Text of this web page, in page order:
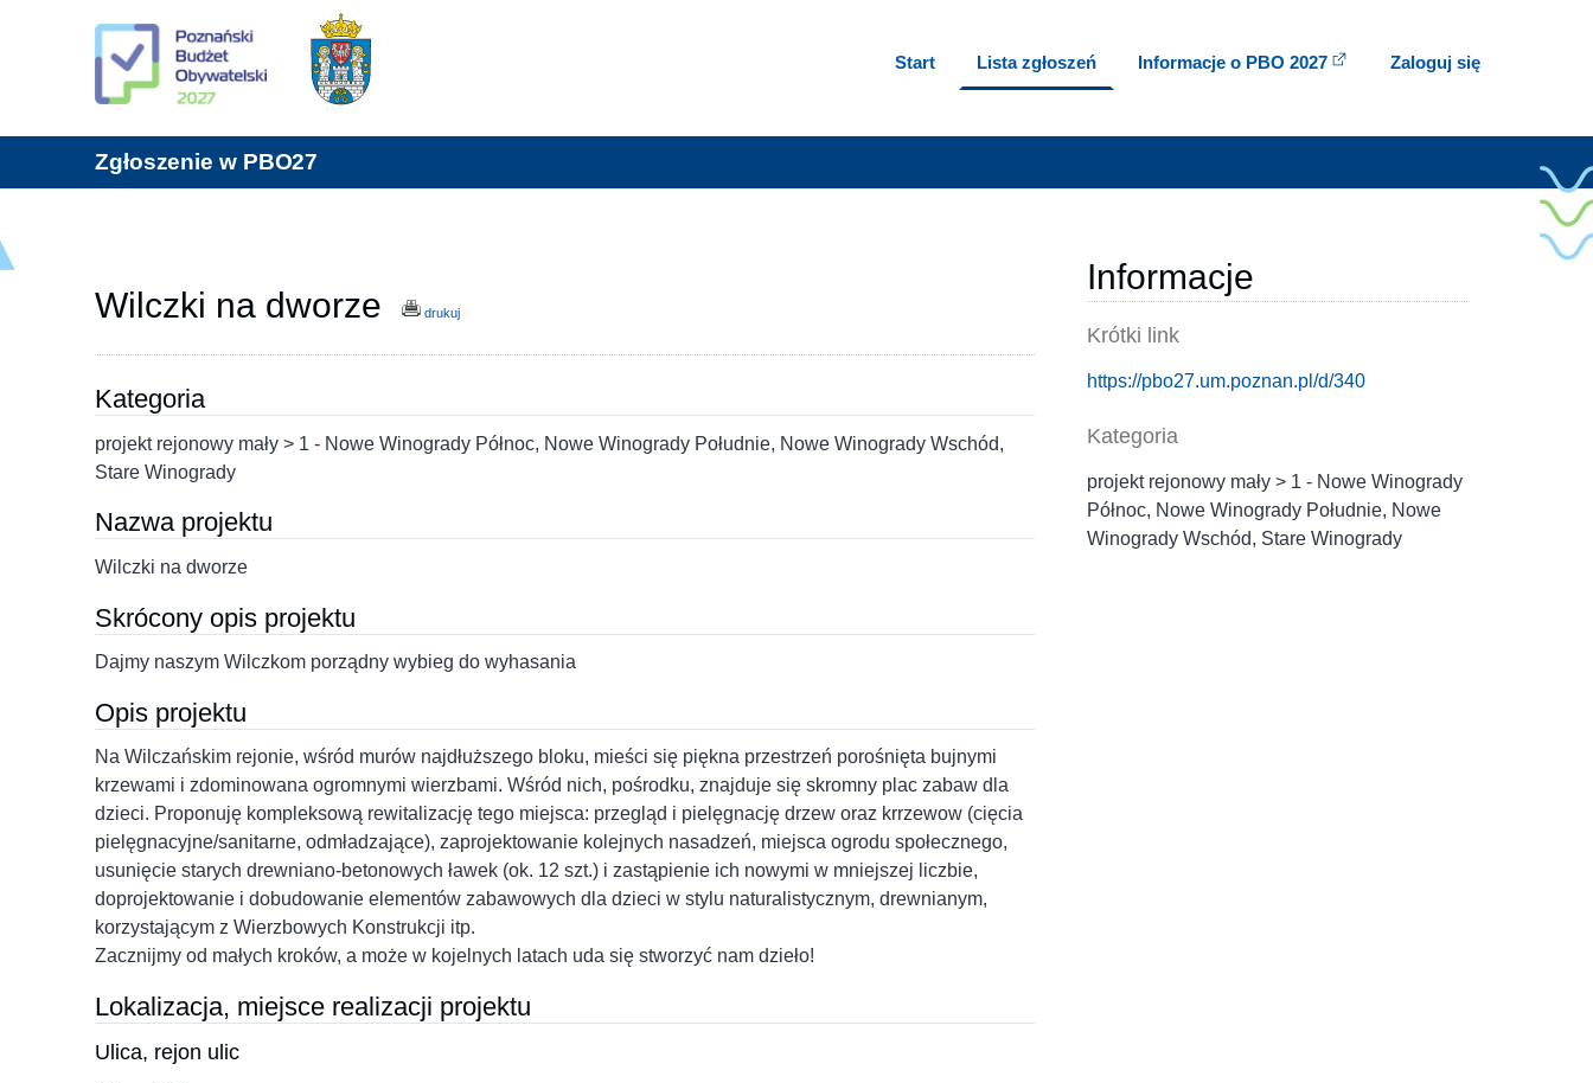
Start Lista zgłoszeń Informacje o PBO 2027 Zaloguj się
Zgłoszenie w PBO27
Wilczki na dworze drukuj
Kategoria
projekt rejonowy mały > 1 - Nowe Winogrady Północ, Nowe Winogrady Południe, Nowe Winogrady Wschód,
Stare Winogrady
Nazwa projektu
Wilczki na dworze
Skrócony opis projektu
Dajmy naszym Wilczkom porządny wybieg do wyhasania
Opis projektu
Na Wilczańskim rejonie, wśród murów najdłuższego bloku, mieści się piękna przestrzeń porośnięta bujnymi
krzewami i zdominowana ogromnymi wierzbami. Wśród nich, pośrodku, znajduje się skromny plac zabaw dla
dzieci. Proponuję kompleksową rewitalizację tego miejsca: przegląd i pielęgnację drzew oraz krrzewow (cięcia
pielęgnacyjne/sanitarne, odmładzające), zaprojektowanie kolejnych nasadzeń, miejsca ogrodu społecznego,
usunięcie starych drewniano-betonowych ławek (ok. 12 szt.) i zastąpienie ich nowymi w mniejszej liczbie,
doprojektowanie i dobudowanie elementów zabawowych dla dzieci w stylu naturalistycznym, drewnianym,
korzystającym z Wierzbowych Konstrukcji itp.
Zacznijmy od małych kroków, a może w kojelnych latach uda się stworzyć nam dzieło!
Lokalizacja, miejsce realizacji projektu
Ulica, rejon ulic
Informacje
Krótki link
https://pbo27.um.poznan.pl/d/340
Kategoria
projekt rejonowy mały > 1 - Nowe Winogrady
Północ, Nowe Winogrady Południe, Nowe
Winogrady Wschód, Stare Winogrady